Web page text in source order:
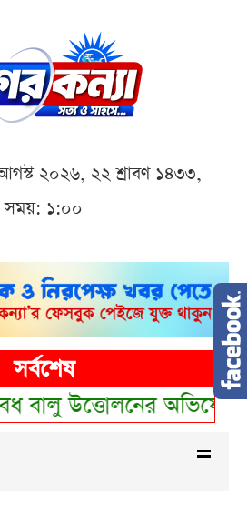
২০২৬, ২২ শ্রাবণ ১৪৩৩,
সময়: ১:০০
সর্বশেষ
বালু উত্তোলনের অভিযোগে